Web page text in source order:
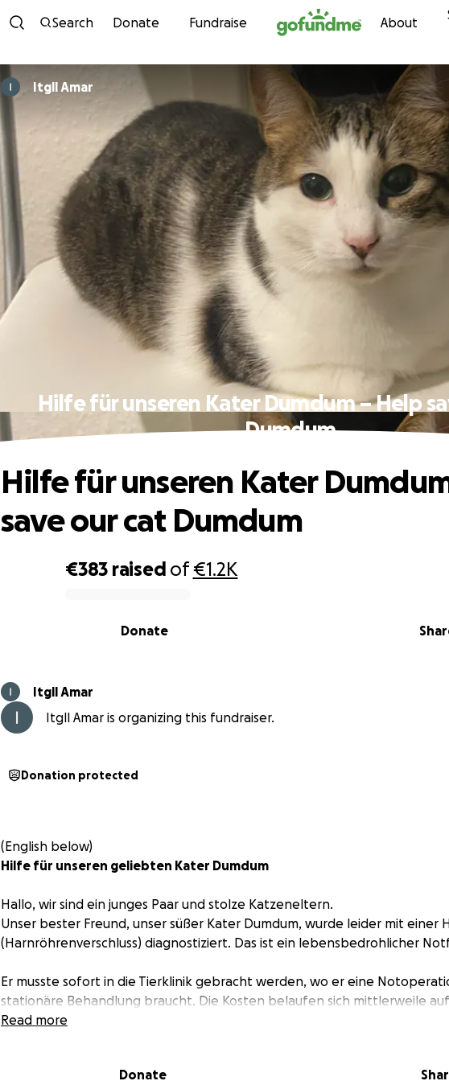
Skip to content
Search Donate Fundraise About
Itgll Amar
Hilfe für unseren Kater Dumdum – Help
Dumdum
€383 raised of€1.2K
Donate
Hilfe für unseren Kater
save our cat Dumdum
Itgll Amar
Itgll Amar is organizing this fundraiser.
Donation protected
(English below)
Hilfe für unseren geliebten Kater Dumdum
Hallo, wir sind ein junges Paar und stolze Katzeneltern.
Unser bester Freund, unser süßer Kater Dumdum, wurde leider mit einer
(Harnröhrenverschluss) diagnostiziert. Das ist ein lebensbedrohlicher
Er musste sofort in die Tierklinik gebracht werden, wo er eine
stationäre Behandlung braucht. Die Kosten belaufen sich mittlerweile auf
uns als Studierende finanziell stark belastet.
Read more
Donate